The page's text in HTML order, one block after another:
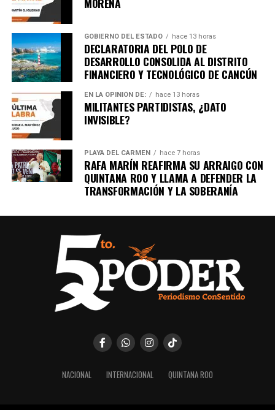
GOBIERNO DEL ESTADO hace 13 horas
DECLARATORIA DEL POLO DE
DESARROLLO CONSOLIDA AL DISTRITO
FINANCIERO Y TECNOLÓGICO DE CANCÚN
EN LA OPINIÓN DE: hace 13 horas
MILITANTES PARTIDISTAS, ¿DATO
INVISIBLE?
PLAYA DEL CARMEN hace 7 horas
RAFA MARÍN REAFIRMA SU ARRAIGO CON
QUINTANA ROO Y LLAMA A DEFENDER LA
TRANSFORMACIÓN Y LA SOBERANÍA
NACIONAL INTERNACIONAL QUINTANA ROO